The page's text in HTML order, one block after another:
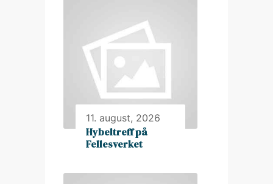
11. august, 2026
Hybeltreff på
Fellesverket